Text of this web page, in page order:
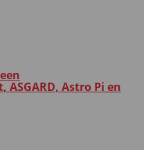
Astro Pi en